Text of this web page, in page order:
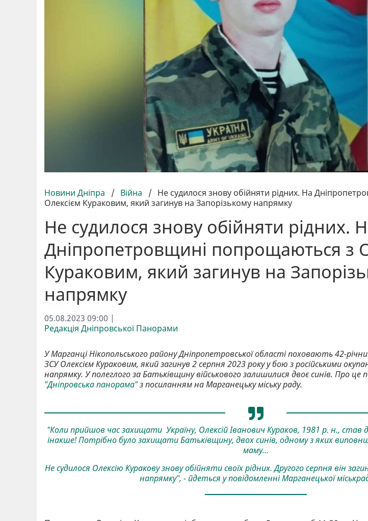
Новини Дніпра / Війна / Не судилося знову обійняти рідних. На
Олексієм Кураковим, який загинув на Запорізькому напрямку
Не судилося знову обійняти рідних.
Дніпропетровщині попрощаються з
Кураковим, який загинув на
напрямку
05.08.2023 09:00 |
Редакція Дніпровської Панорами
У Марганці Нікопольського району Дніпропетровської області поховають 42-
ЗСУ Олексієм Кураковим, який загинув 2 серпня 2023 року у бою з російськими
напрямку. У полеглого за Батьківщину військового залишилися двоє синів. Про це
"Дніпровська панорама"з посиланням на Марганецьку міську раду.
"Коли прийшов час захищати Україну, Олексій Іванович Кураков, 1981 р. н., став
інакше! Потрібно було захищати Батьківщину, двох синів, одному з яких
маму...
Не судилося Олексію Куракову знову обійняти своїх рідних. Другого серпня він
напрямку", - йдеться у повідомленні Марганецької